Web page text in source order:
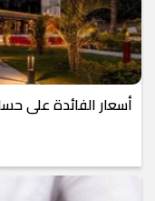
أسعار الفائدة على